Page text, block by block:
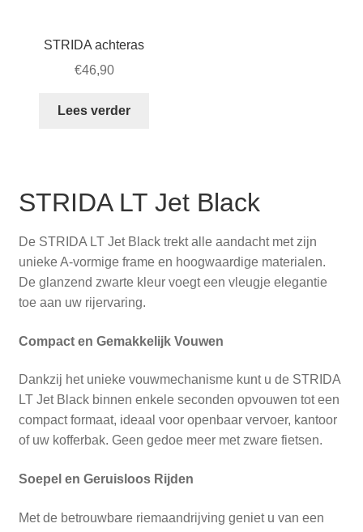
STRIDA achteras
€46,90
Lees verder
STRIDA LT Jet Black
De STRIDA LT Jet Black trekt alle aandacht met zijn
unieke A-vormige frame en hoogwaardige materialen.
De glanzend zwarte kleur voegt een vleugje elegantie
toe aan uw rijervaring.
Compact en Gemakkelijk Vouwen
Dankzij het unieke vouwmechanisme kunt u de STRIDA
LT Jet Black binnen enkele seconden opvouwen tot een
compact formaat, ideaal voor openbaar vervoer, kantoor
of uw kofferbak. Geen gedoe meer met zware fietsen.
Soepel en Geruisloos Rijden
Met de betrouwbare riemaandrijving geniet u van een